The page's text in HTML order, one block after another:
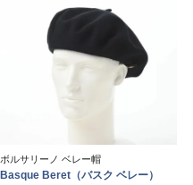
ボルサリーノ ベレー帽
Basque Beret（バスク ベレー）